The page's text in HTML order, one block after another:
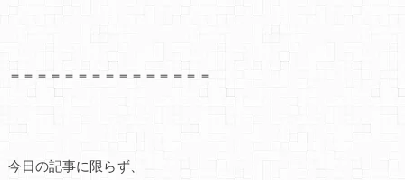
＝＝＝＝＝＝＝＝＝＝＝＝＝＝＝
今日の記事に限らず、